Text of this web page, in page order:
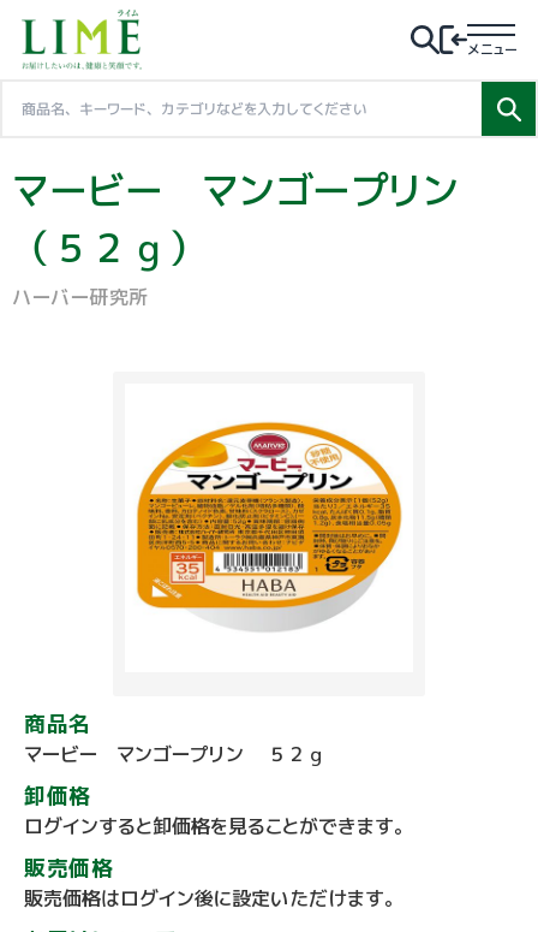
メニュー
マービー マンゴープリン
（５２ｇ）
ハーバー研究所
商品名
マービー マンゴープリン ５２ｇ
卸価格
ログインすると卸価格を見ることができます。
販売価格
販売価格はログイン後に設定いただけます。